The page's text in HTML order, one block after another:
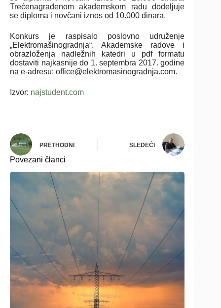
Trećenagrađenom akademskom radu dodeljuje
se diploma i novčani iznos od 10.000 dinara.
Konkurs je raspisalo poslovno udruženje
„Elektromašinogradnja“. Akademske radove i
obrazloženja nadležnih katedri u pdf formatu
dostaviti najkasnije do 1. septembra 2017. godine
na e-adresu: office@elektromasinogradnja.com.
Izvor: najstudent.com
PRETHODNI SLEDEĆI
Povezani članci